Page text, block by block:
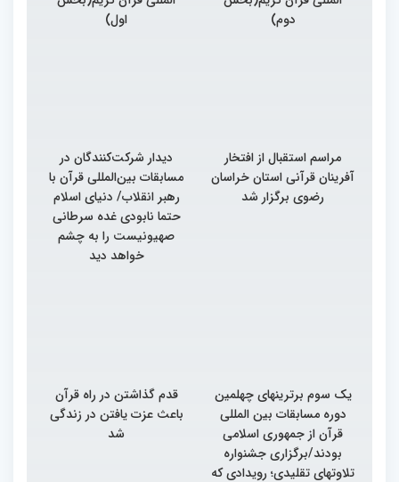
دوم)
اول)
مراسم استقبال از افتخار
آفرینان قرآنی استان خراسان
رضوی برگزار شد
دیدار شرکت‌کنندگان در
مسابقات بین‌المللی قرآن با
رهبر انقلاب/ دنیای اسلام
حتما نابودی غده سرطانی
صهیونیست را به چشم
خواهد دید
یک سوم برترینهای چهلمین
دوره مسابقات بین المللی
قرآن از جمهوری اسلامی
بودند/برگزاری جشنواره
تلاوتهای تقلیدی؛ رویدادی که
قدم گذاشتن در راه قرآن
باعث عزت یافتن در زندگی
شد